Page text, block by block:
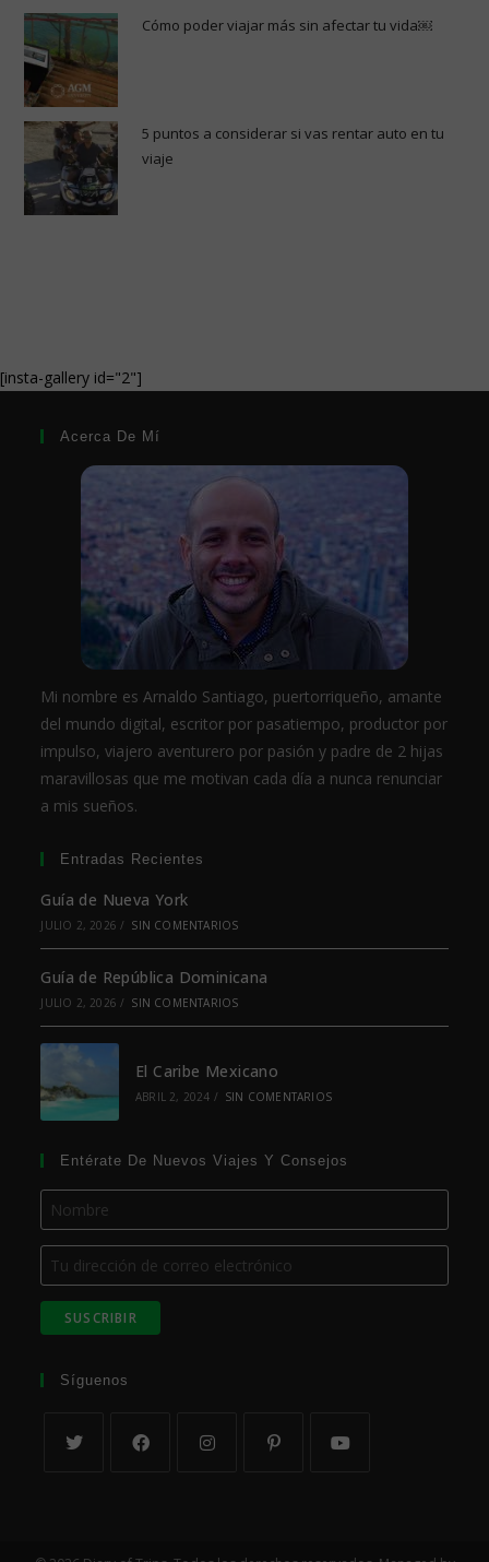
Cómo poder viajar más sin afectar tu vida￼
5 puntos a considerar si vas rentar auto en tu
viaje
[insta-gallery id="2"]
Acerca De Mí
Mi nombre es Arnaldo Santiago, puertorriqueño, amante
del mundo digital, escritor por pasatiempo, productor por
impulso, viajero aventurero por pasión y padre de 2 hijas
maravillosas que me motivan cada día a nunca renunciar
a mis sueños.
Entradas Recientes
Guía de Nueva York
JULIO 2, 2026 / SIN COMENTARIOS
Guía de República Dominicana
JULIO 2, 2026 / SIN COMENTARIOS
El Caribe Mexicano
ABRIL 2, 2024 / SIN COMENTARIOS
Entérate De Nuevos Viajes Y Consejos
Síguenos